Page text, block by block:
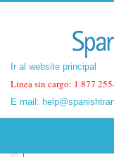
Ir al website principal
Linea sin cargo: 1 877
E mail:
Ir al website principal
Linea sin cargo: 1 877
E mail:
Spanish